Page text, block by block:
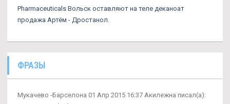
Pharmaceuticals Вольск оставляют на теле деканоат
продажа Артём - Дростанол.
ФРАЗЫ
Мукачево -Барселона 01 Апр 2015 16:37 Акилежна писал(а):